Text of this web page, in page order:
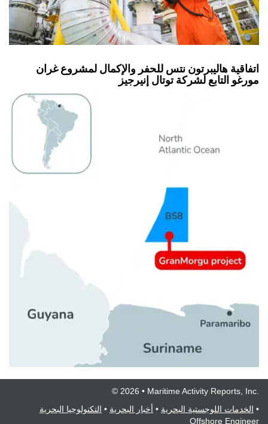
اتفاقية هاليبرتون نتس للحفر والإكمال لمشروع غران
© 2026 • Maritime Activity Reports, Inc.